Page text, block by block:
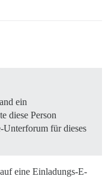
ein
diese Person
Unterforum für dieses
eine Einladungs-E-